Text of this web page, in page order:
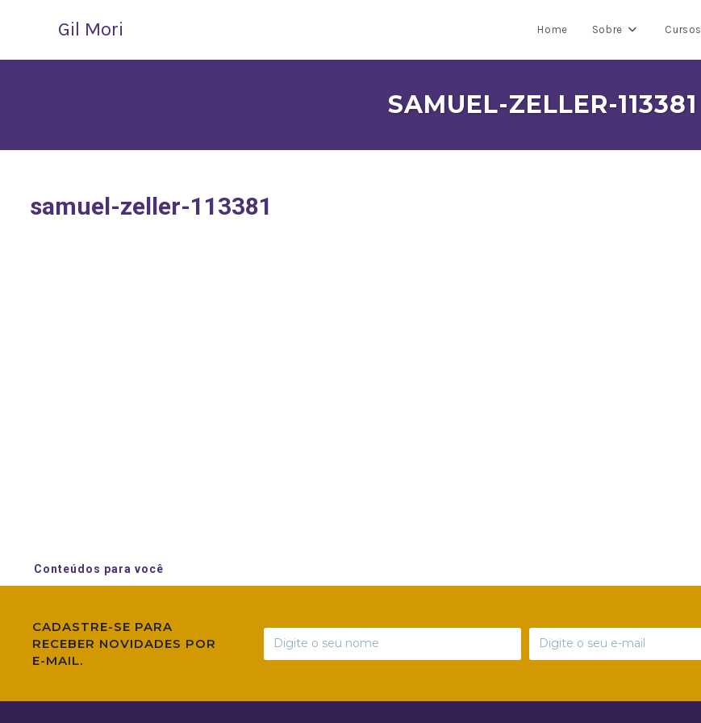
Gil Mori Home Sobre Cursos
SAMUEL-ZELLER-113381
samuel-zeller-113381
Conteúdos para você
CADASTRE-SE PARA
RECEBER NOVIDADES POR
E-MAIL.